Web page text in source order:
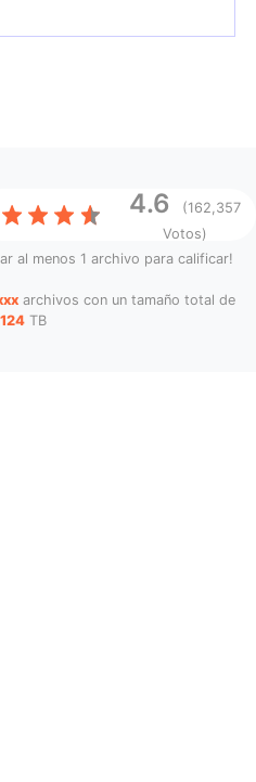
4.6
(162,357
Votos)
al menos 1 archivo para calificar!
archivos con un tamaño total de
TB